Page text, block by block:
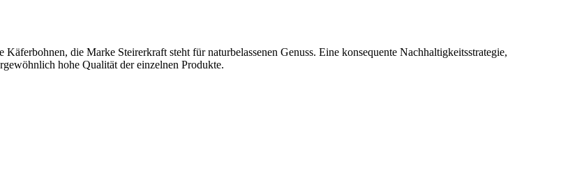
die Marke Steirerkraft steht für naturbelassenen Genuss. Eine konsequente Nachhaltigkeitsstrategie,
hohe Qualität der einzelnen Produkte.